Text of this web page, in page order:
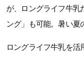
が、ロングライフ牛乳
ング」も可能。暑い夏
ロングライフ牛乳を活